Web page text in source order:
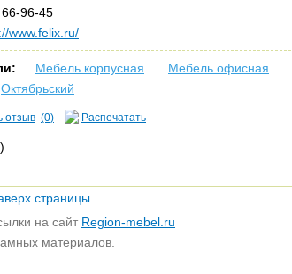
66-96-45
www.felix.ru/
Мебель корпусная Мебель офисная
Октябрьский
отзыв (0) Распечатать
на сайт Region-mebel.ru
материалов.